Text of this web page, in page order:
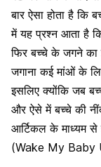
बार ऐसा होता है
में यह प्रश्न आता है
फिर बच्चे के जगने का
जगाना कई मांओं के
इसलिए क्योंकि जब
और ऐसे में बच्चे की
आर्टिकल के माध्यम से
(Wake My Baby